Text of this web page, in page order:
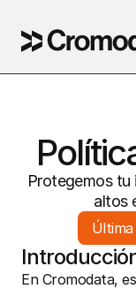
Protegemos tu
altos
En Cromodata,